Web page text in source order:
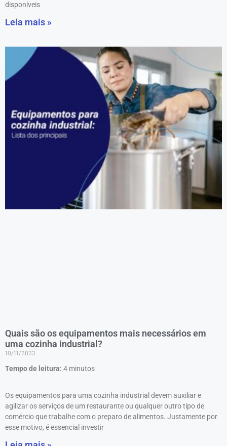
disponíveis
Leia mais »
Quais são os equipamentos mais necessários em
uma cozinha industrial?
10/11/2023
Tempo de leitura: 4 minutos
Os equipamentos para uma cozinha industrial devem auxiliar e
agilizar os serviços de um restaurante ou qualquer outro tipo de
comércio que trabalhe com o preparo de alimentos. Justamente por
esse motivo, é essencial investir